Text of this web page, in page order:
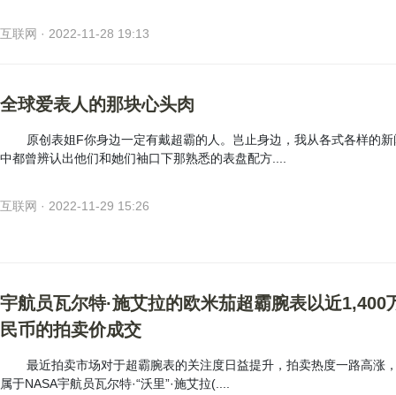
互联网 · 2022-11-28 19:13
全球爱表人的那块心头肉
原创表姐F你身边一定有戴超霸的人。岂止身边，我从各式各样的
中都曾辨认出他们和她们袖口下那熟悉的表盘配方....
互联网 · 2022-11-29 15:26
宇航员瓦尔特·施艾拉的欧米茄超霸腕表以近1,400
民币的拍卖价成交
最近拍卖市场对于超霸腕表的关注度日益提升，拍卖热度一路高涨
属于NASA宇航员瓦尔特·“沃里”·施艾拉(....